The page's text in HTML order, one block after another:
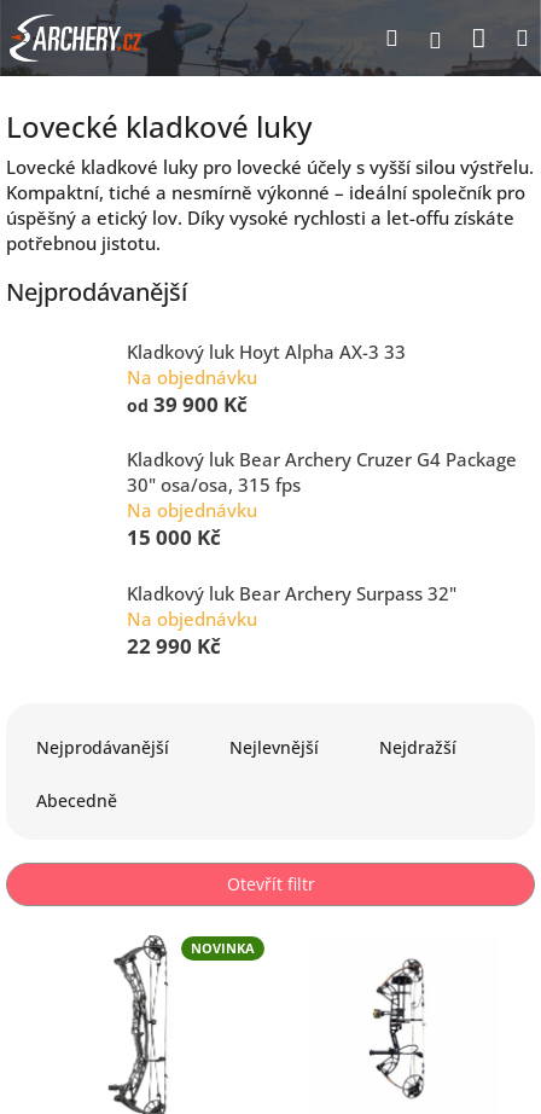
Přejít
na
obsah
Hledat
Lovecké kladkové luky
Lovecké kladkové luky pro lovecké účely s vyšší silou výstřelu.
Kompaktní, tiché a nesmírně výkonné – ideální společník pro
úspěšný a etický lov. Díky vysoké rychlosti a let-offu získáte
potřebnou jistotu.
Nejprodávanější
Kladkový luk Hoyt Alpha AX-3 33
Na objednávku
od 39 900 Kč
Kladkový luk Bear Archery Cruzer G4 Package
30" osa/osa, 315 fps
Na objednávku
15 000 Kč
Kladkový luk Bear Archery Surpass 32"
Na objednávku
22 990 Kč
p
r
Nejprodávanější Nejlevnější Nejdražší
Abecedně
Otevřít filtr
NOVINKA